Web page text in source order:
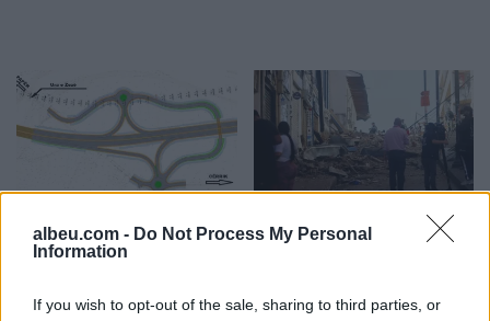
albeu.com - Do Not Process My Personal
Information
If you wish to opt-out of the sale, sharing to third parties, or
Autostrada Elbasan-
Rrogozhinë, ARRSH: Nyja
ndërtohet në një fazë të
FOTO/ Tërmeti me
magnitudë 7.4 godet
dhe persona ende të